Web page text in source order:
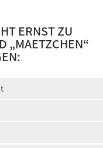
ERNST ZU
„MAETZCHEN“